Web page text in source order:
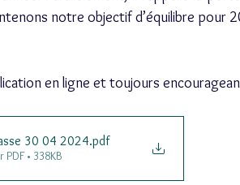
notre objectif d’équilibre pour
en ligne et toujours
30 04 2024.pdf
• 338KB